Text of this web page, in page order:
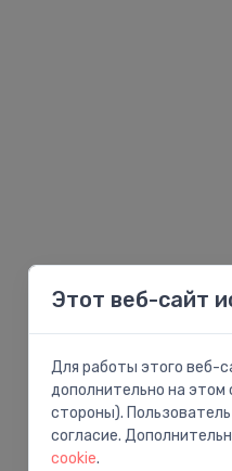
Этот веб-сайт
Для работы этого веб-
дополнительно на этом
стороны).
согласие.
cookie.